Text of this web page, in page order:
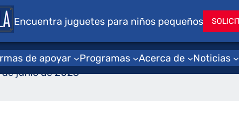
Encuentra juguetes para niños pequeños
de apoyar Programas Acerca de Noticias
acuerdo
junio de 2023